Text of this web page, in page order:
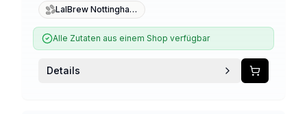
LalBrew Nottingham Ale
Alle Zutaten aus einem Shop verfügbar
Details